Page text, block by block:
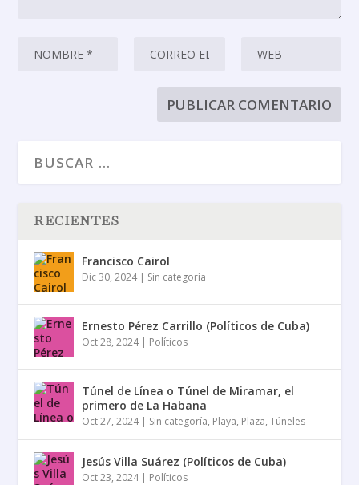
RECIENTES
Francisco Cairol
Dic 30, 2024| Sin categoría
Ernesto Pérez Carrillo (Políticos de Cuba)
Oct 28, 2024| Políticos
Túnel de Línea o Túnel de Miramar, el
primero de La Habana
Oct 27, 2024| Sin categoría, Playa, Plaza,Túneles
Jesús Villa Suárez (Políticos de Cuba)
Oct 23, 2024| Políticos